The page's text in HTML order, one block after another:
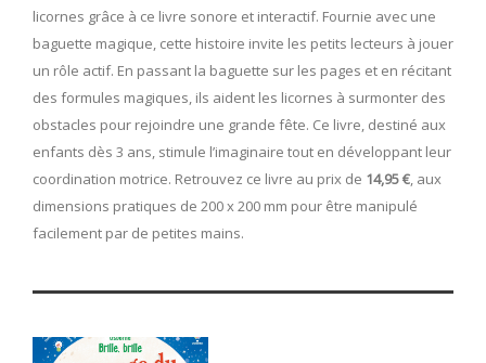
licornes grâce à ce livre sonore et interactif. Fournie avec une
baguette magique, cette histoire invite les petits lecteurs à jouer
un rôle actif. En passant la baguette sur les pages et en récitant
des formules magiques, ils aident les licornes à surmonter des
obstacles pour rejoindre une grande fête. Ce livre, destiné aux
enfants dès 3 ans, stimule l’imaginaire tout en développant leur
coordination motrice. Retrouvez ce livre au prix de 14,95 €, aux
dimensions pratiques de 200 x 200 mm pour être manipulé
facilement par de petites mains.